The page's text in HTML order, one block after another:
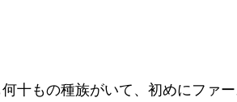
十もの種族がいて、初めにファ